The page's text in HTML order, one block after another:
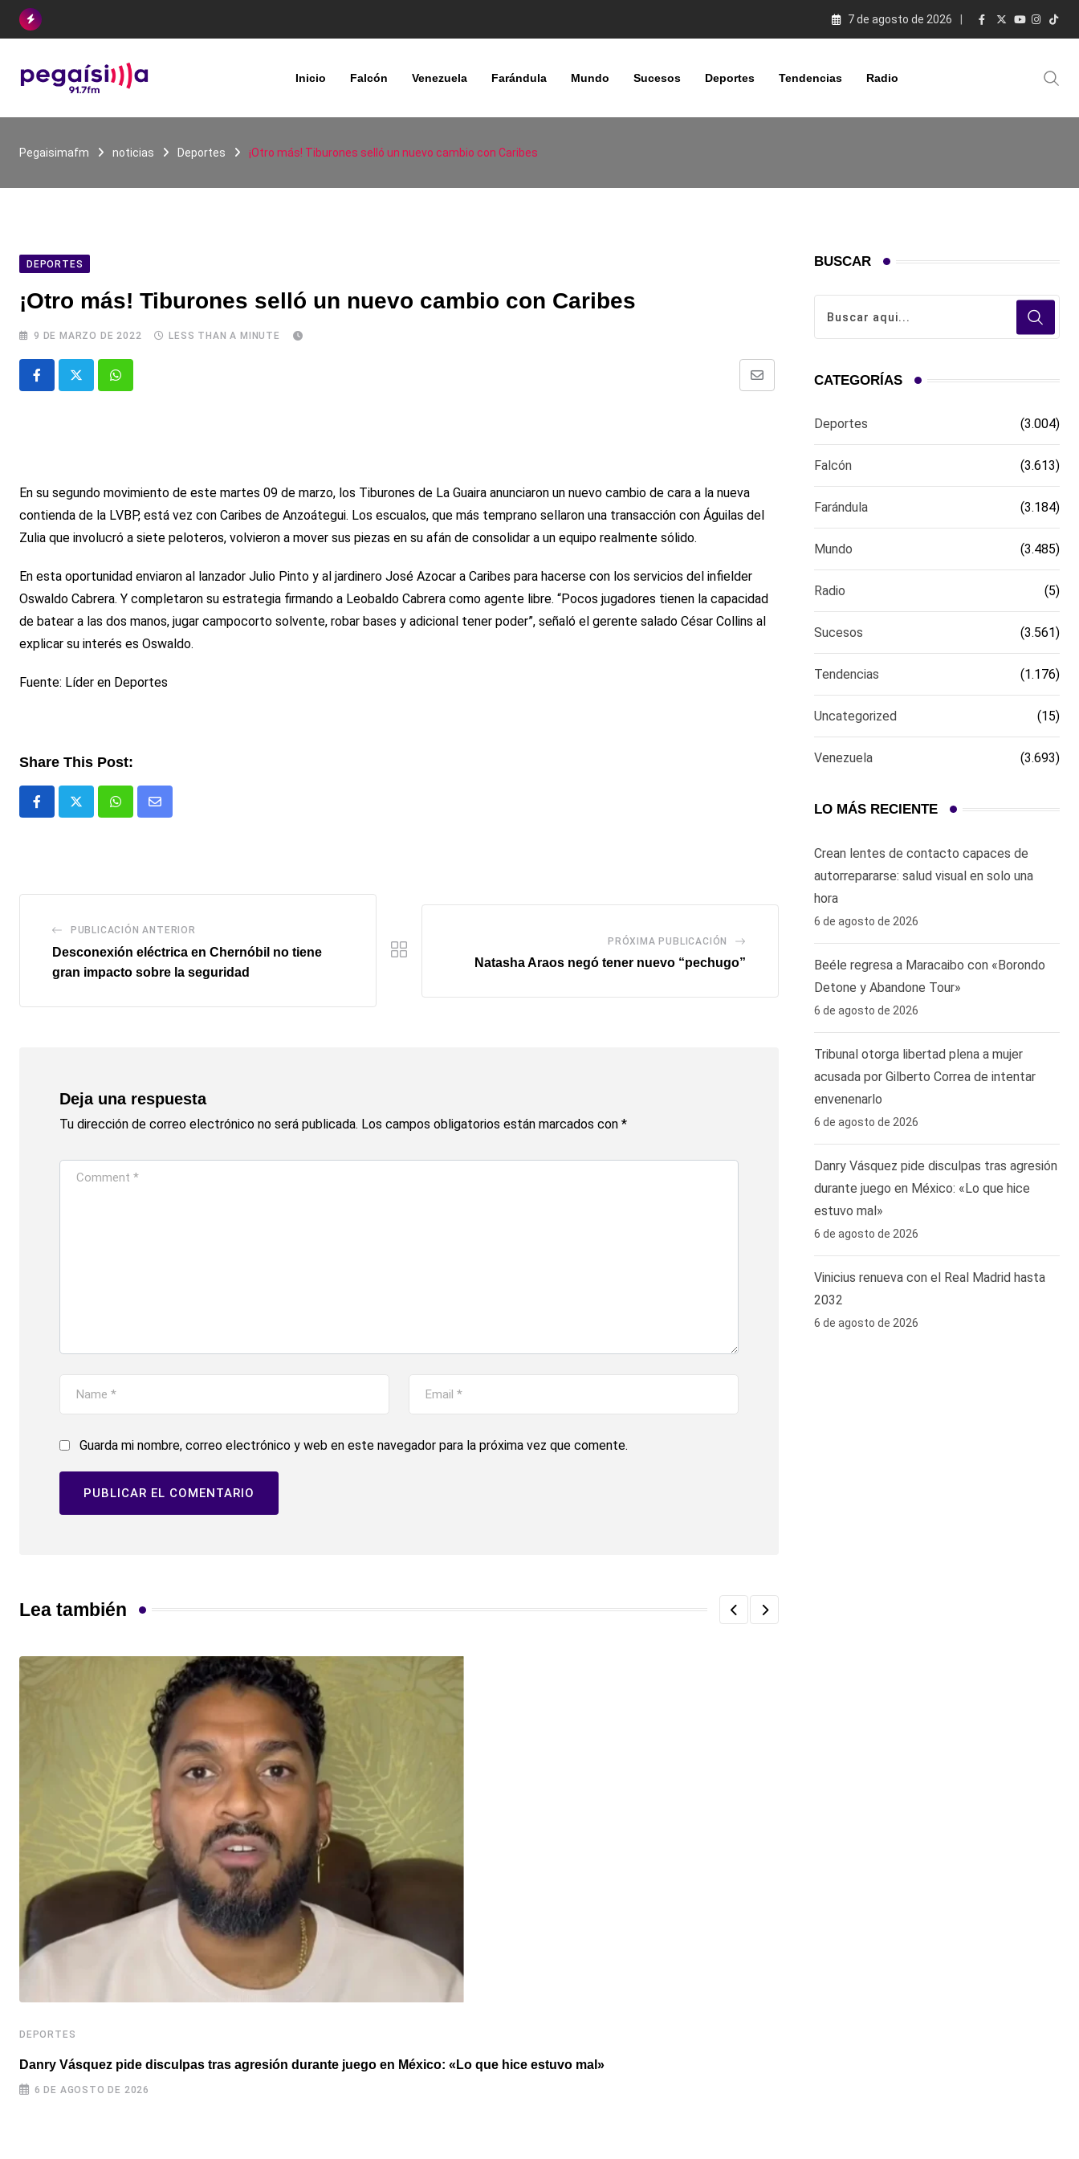
Skip
7 de agosto de 2026
Inicio Falcón Venezuela Farándula Mundo Sucesos Deportes Tendencias Radio
Pegaisimafm noticias Deportes ¡Otro más! Tiburones selló un nuevo cambio con Caribes
DEPORTES
¡Otro más! Tiburones selló un nuevo cambio con Caribes
9 DE MARZO DE 2022 LESS THAN A MINUTE
Whatsapp
Comparte
En su segundo movimiento de este martes 09 de marzo, los Tiburones de La Guaira anunciaron un nuevo cambio de cara a la nueva
contienda de la LVBP, está vez con Caribes de Anzoátegui. Los escualos, que más temprano sellaron una transacción con Águilas del
Zulia que involucró a siete peloteros, volvieron a mover sus piezas en su afán de consolidar a un equipo realmente sólido.
En esta oportunidad enviaron al lanzador Julio Pinto y al jardinero José Azocar a Caribes para hacerse con los servicios del infielder
Oswaldo Cabrera. Y completaron su estrategia firmando a Leobaldo Cabrera como agente libre. “Pocos jugadores tienen la capacidad
de batear a las dos manos, jugar campocorto solvente, robar bases y adicional tener poder”, señaló el gerente salado César Collins al
explicar su interés es Oswaldo.
Fuente: Líder en Deportes
Share This Post:
WhatsappComparte
PUBLICACIÓN ANTERIOR
Desconexión eléctrica en Chernóbil no tiene
gran impacto sobre la seguridad
PRÓXIMA PUBLICACIÓN
Natasha Araos negó tener nuevo “pechugo”
Deja una respuesta
Tu dirección de correo electrónico no será publicada. Los campos obligatorios están marcados con *
Guarda mi nombre, correo electrónico y web en este navegador para la próxima vez que comente.
Lea también
DEPORTES
Danry Vásquez pide disculpas tras agresión durante juego en México: «Lo que hice estuvo mal»
6 DE AGOSTO DE 2026
BUSCAR
CATEGORÍAS
Deportes (3.004)
Falcón (3.613)
Farándula (3.184)
Mundo (3.485)
Radio (5)
Sucesos (3.561)
Tendencias (1.176)
Uncategorized (15)
Venezuela (3.693)
LO MÁS RECIENTE
Crean lentes de contacto capaces de
autorrepararse: salud visual en solo una
hora ‎
6 de agosto de 2026
Beéle regresa a Maracaibo con «Borondo
Detone y Abandone Tour»
6 de agosto de 2026
Tribunal otorga libertad plena a mujer
acusada por Gilberto Correa de intentar
envenenarlo
6 de agosto de 2026
Danry Vásquez pide disculpas tras agresión
durante juego en México: «Lo que hice
estuvo mal»
6 de agosto de 2026
Vinicius renueva con el Real Madrid hasta
2032
6 de agosto de 2026